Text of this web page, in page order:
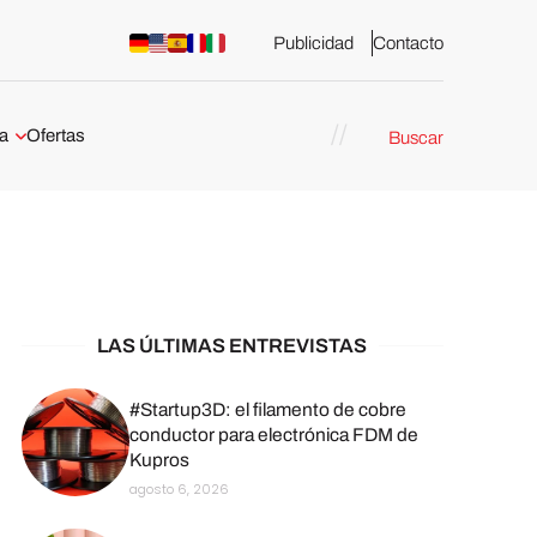
Publicidad Contacto
3D en
Ofertas Buscar
LAS ÚLTIMAS ENTREVISTAS
#Startup3D: el filamento de cobre
conductor para electrónica FDM de
Kupros
agosto 6, 2026